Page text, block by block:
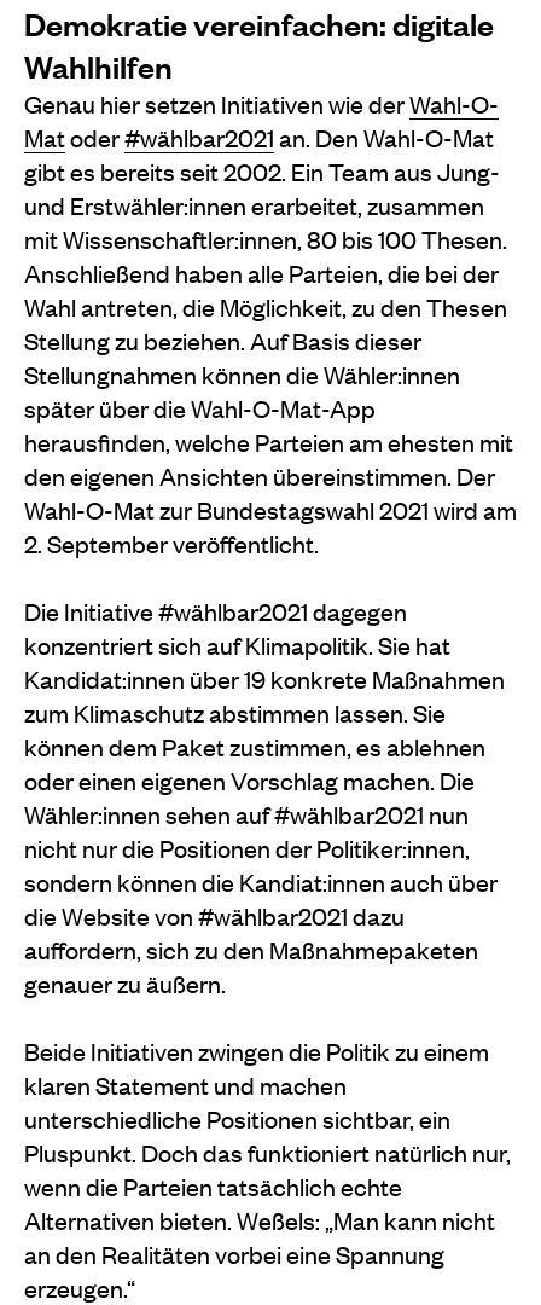
Demokratie vereinfachen: digitale
Wahlhilfen
Genau hier setzen Initiativen wie derWahl-O-
Matoder#wählbar2021an. Den Wahl-O-Mat
gibt es bereits seit 2002. Ein Team aus Jung-
und Erstwähler:innen erarbeitet, zusammen
mit Wissenschaftler:innen, 80 bis 100 Thesen.
Anschließend haben alle Parteien, die bei der
Wahl antreten, die Möglichkeit, zu den Thesen
Stellung zu beziehen. Auf Basis dieser
Stellungnahmen können die Wähler:innen
später über die Wahl-O-Mat-App
herausfinden, welche Parteien am ehesten mit
den eigenen Ansichten übereinstimmen. Der
Wahl-O-Mat zur Bundestagswahl 2021 wird am
2. September veröffentlicht.
Die Initiative #wählbar2021 dagegen
konzentriert sich auf Klimapolitik. Sie hat
Kandidat:innen über 19 konkrete Maßnahmen
zum Klimaschutz abstimmen lassen. Sie
können dem Paket zustimmen, es ablehnen
oder einen eigenen Vorschlag machen. Die
Wähler:innen sehen auf #wählbar2021 nun
nicht nur die Positionen der Politiker:innen,
sondern können die Kandiat:innen auch über
die Website von #wählbar2021 dazu
auffordern, sich zu den Maßnahmepaketen
genauer zu äußern.
Beide Initiativen zwingen die Politik zu einem
klaren Statement und machen
unterschiedliche Positionen sichtbar, ein
Pluspunkt. Doch das funktioniert natürlich nur,
wenn die Parteien tatsächlich echte
Alternativen bieten. Weßels: „Man kann nicht
an den Realitäten vorbei eine Spannung
erzeugen.“